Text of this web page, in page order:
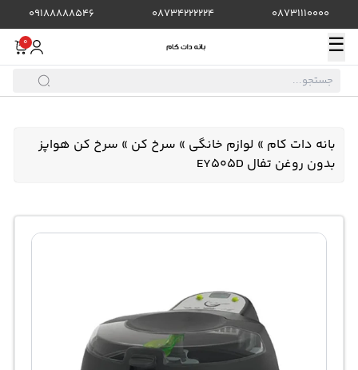
08731110000
08734222224
09188888546
☰
0
بانه دات کام » لوازم خانگی » سرخ کن » سرخ کن هواپز
بدون روغن تفال EY505D